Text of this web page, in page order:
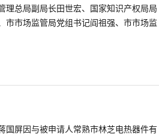
理总局副局长田世宏、国家知识产权局局
市市场监管局党组书记阎祖强、市市场监
国屏因与被申请人常熟市林芝电热器件有